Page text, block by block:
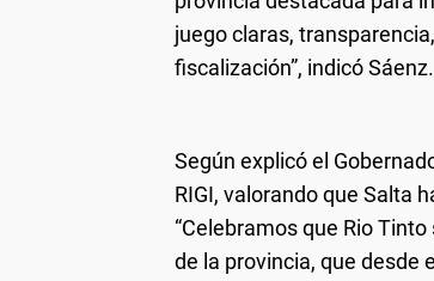
juego claras,
fiscalización”, indicó Sáenz.
Según explicó el
RIGI, valorando que Salta
“Celebramos que Rio
de la provincia, que desde